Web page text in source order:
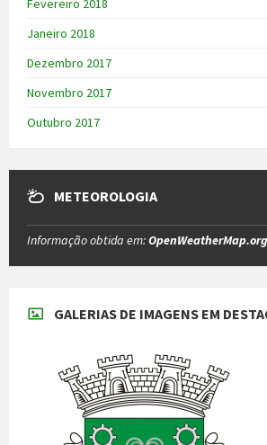
Fevereiro 2018
Janeiro 2018
Dezembro 2017
Novembro 2017
Outubro 2017
METEOROLOGIA
Informação obtida em:OpenWeatherMap.org
GALERIAS DE IMAGENS EM